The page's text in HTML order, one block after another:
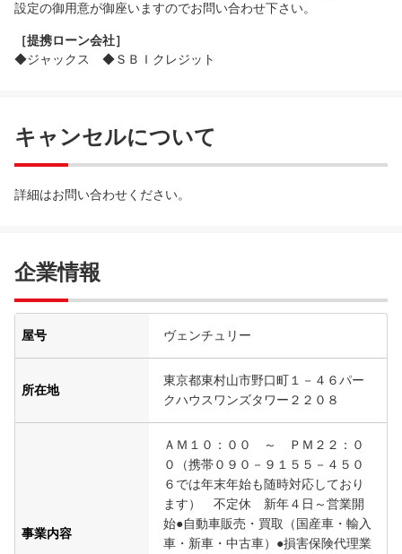
設定の御用意が御座いますのでお問い合わせ下さい。
［提携ローン会社］
◆ジャックス ◆ＳＢＩクレジット
キャンセルについて
詳細はお問い合わせください。
企業情報
屋号 ヴェンチュリー
所在地
東京都東村山市野口町１－４６パー
クハウスワンズタワー２２０８
事業内容
ＡＭ１０：００ ～ ＰＭ２２：０
０（携帯０９０－９１５５－４５０
６では年末年始も随時対応しており
ます） 不定休 新年４日～営業開
始●自動車販売・買取（国産車・輸入
車・新車・中古車）●損害保険代理業